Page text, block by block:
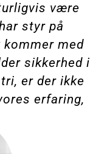
være
styr på
med
sikkerhed i
er der ikke
erfaring,